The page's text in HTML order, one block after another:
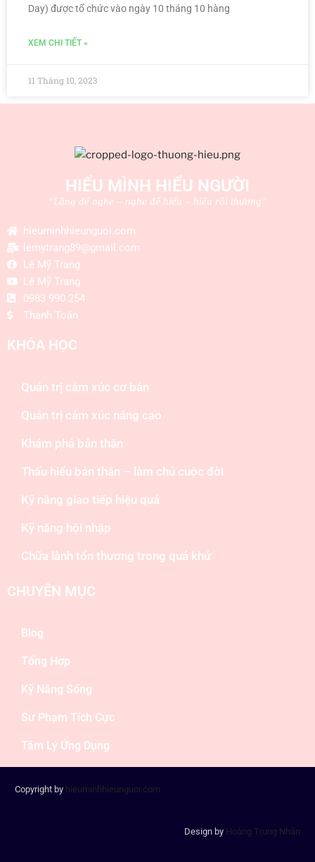
Day) được tổ chức vào ngày 10 tháng 10 hàng
XEM CHI TIẾT »
11 Tháng 10, 2023
HIỂU MÌNH HIỂU NGƯỜI
“Lắng để nghe – nghe để hiểu – hiểu rồi thương”
hieuminhhieunguoi.com
lemytrang89@gmail.com
Lê Mỹ Trang
Lê Mỹ Trang
0983 990 254
Thanh Toán
KHÓA HỌC
Quản trị cảm xúc cơ bản
Quản trị cảm xúc nâng cao
Khám phá bản thân
Thấu hiểu bản thân – làm chủ cuộc đời
Kỹ năng giao tiếp hiệu quả
Kỹ năng hội nhập
Chữa lành tổn thương trong quá khứ
CHUYÊN MỤC
Blog
Tổng Hợp
Kỹ Năng Sống
Sư Phạm Tích Cực
Tâm Lý Ứng Dụng
Copyright by hieuminhhieunguoi.com
Design by Hoàng Trung Nhân